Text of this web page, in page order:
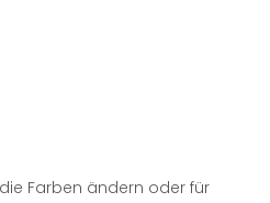
Farben ändern oder für